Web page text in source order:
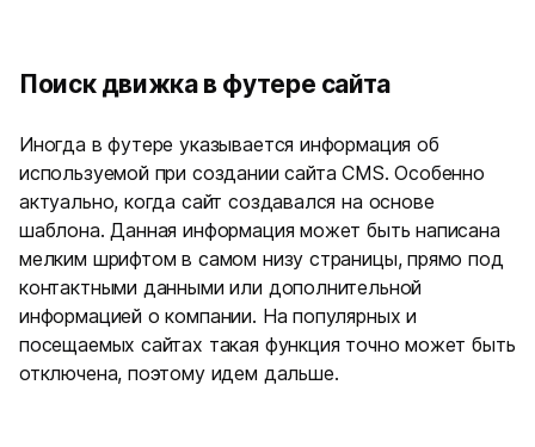
Поиск движка в футере сайта
Иногда в футере указывается информация об
используемой при создании сайта CMS. Особенно
актуально, когда сайт создавался на основе
шаблона. Данная информация может быть написана
мелким шрифтом в самом низу страницы, прямо под
контактными данными или дополнительной
информацией о компании. На популярных и
посещаемых сайтах такая функция точно может быть
отключена, поэтому идем дальше.